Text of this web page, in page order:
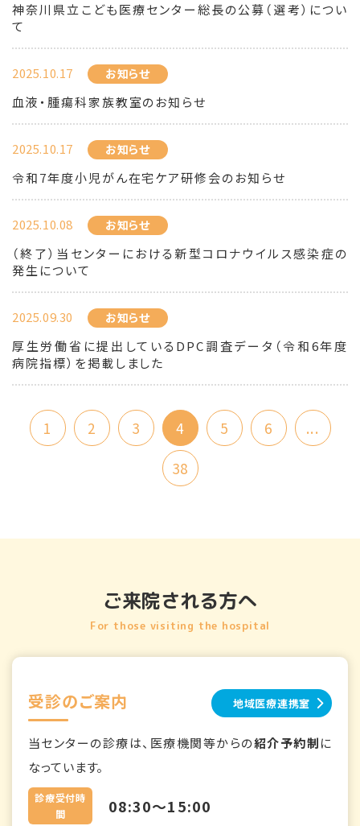
神奈川県立こども医療センター総長の公募（選考）につい
て
2025.10.17 お知らせ
血液・腫瘍科家族教室のお知らせ
2025.10.17 お知らせ
令和7年度小児がん在宅ケア研修会のお知らせ
2025.10.08 お知らせ
（終了）当センターにおける新型コロナウイルス感染症の
発生について
2025.09.30 お知らせ
厚生労働省に提出しているDPC調査データ（令和6年度
病院指標）を掲載しました
1 2 3 4 5 6
...
38
ご来院される方へ
For those visiting the hospital
受診のご案内 地域医療連携室
当センターの診療は、医療機関等からの紹介予約制に
なっています。
診療受付時
間
08:30～15:00